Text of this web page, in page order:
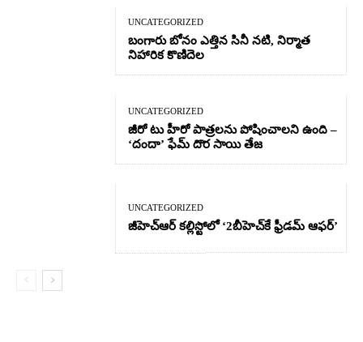
UNCATEGORIZED
బంగారు బోనం ఎత్తిన సినీ నటి, నిర్మాత
నిహారిక కొణిదెల
UNCATEGORIZED
జీరో టు హీరో పాత్రలను పోషించాలని ఉంది –
‘దందా’ ఫేమ్ దొర సాయి తేజ
UNCATEGORIZED
జీహెచ్ఆర్‌ కల్లిస్టోలో ‘2బీహెచ్‌కే ఫ్రీడమ్ ఆఫర్’